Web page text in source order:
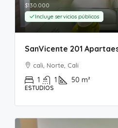
$130.000
Incluye servicios públicos
SanVicente 201
cali, Norte, Cali
1 1 50 m²
ESTUDIOS